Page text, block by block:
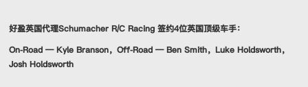
好盈英国代理Schumacher R/C Racing 签约4位英国顶级车手：
On-Road — Kyle Branson，Off-Road — Ben Smith，Luke Holdsworth，
Josh Holdsworth